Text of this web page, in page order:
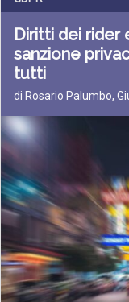
Diritti dei rider
sanzione
tutti
di Rosario Palumbo,